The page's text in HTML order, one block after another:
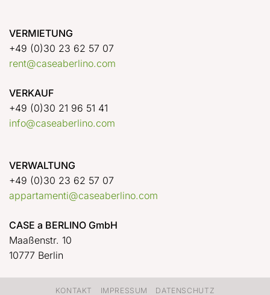
VERMIETUNG
+49 (0)30 23 62 57 07
rent@caseaberlino.com
VERKAUF
+49 (0)30 21 96 51 41
info@caseaberlino.com
VERWALTUNG
+49 (0)30 23 62 57 07
appartamenti@caseaberlino.com
CASE a BERLINO GmbH
Maaßenstr. 10
10777 Berlin
KONTAKT IMPRESSUM DATENSCHUTZ